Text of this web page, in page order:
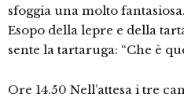
sfoggia una molto
Esopo della lepre e della
sente la tartaruga: “Che è
Ore 14.50 Nell’attesa i tre